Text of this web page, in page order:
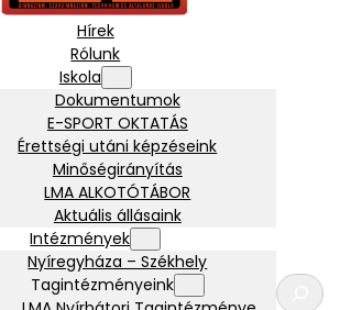
Hírek
Rólunk
Iskola
Dokumentumok
E-SPORT OKTATÁS
Érettségi utáni képzéseink
Minőségirányítás
LMA ALKOTÓTÁBOR
Aktuális állásaink
Intézmények
Nyíregyháza – Székhely
Tagintézményeink
K